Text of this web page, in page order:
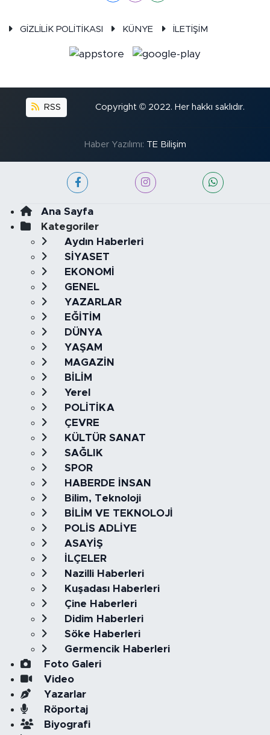
GİZLİLİK POLİTİKASI KÜNYE İLETİŞİM
RSS Copyright © 2022. Her hakkı saklıdır.
Haber Yazılımı: TE Bilişim
Ana Sayfa
Kategoriler
Aydın Haberleri
SİYASET
EKONOMİ
GENEL
YAZARLAR
EĞİTİM
DÜNYA
YAŞAM
MAGAZİN
BİLİM
Yerel
POLİTİKA
ÇEVRE
KÜLTÜR SANAT
SAĞLIK
SPOR
HABERDE İNSAN
Bilim, Teknoloji
BİLİM VE TEKNOLOJİ
POLİS ADLİYE
ASAYİŞ
İLÇELER
Nazilli Haberleri
Kuşadası Haberleri
Çine Haberleri
Didim Haberleri
Söke Haberleri
Germencik Haberleri
Foto Galeri
Video
Yazarlar
Röportaj
Biyografi